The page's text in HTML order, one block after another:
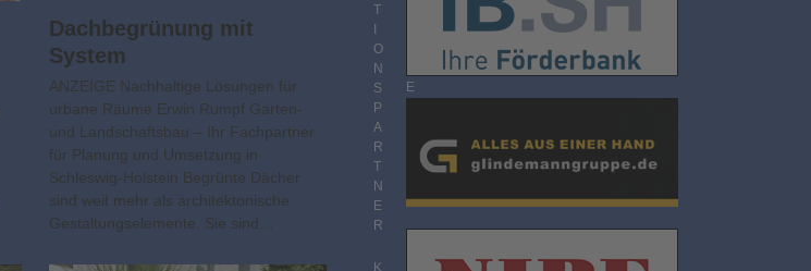
Dachbegrünung mit
System
ANZEIGE Nachhaltige Lösungen für
urbane Räume Erwin Rumpf Garten-
und Landschaftsbau – Ihr Fachpartner
für Planung und Umsetzung in
Schleswig-Holstein Begrünte Dächer
sind weit mehr als architektonische
Gestaltungselemente. Sie sind…
T
O
N
S
P
A
R
T
N
E
R
K
E